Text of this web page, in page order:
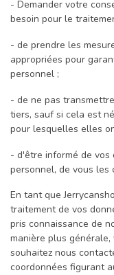
- Demander votre
besoin pour le
- de prendre les
appropriées pour
personnel ;
- de ne pas
tiers, sauf si cela est
pour lesquelles elles
- d'être informé de vos
personnel, de vous les
En tant que
traitement de vos
pris connaissance de
manière plus
souhaitez nous
coordonnées figurant